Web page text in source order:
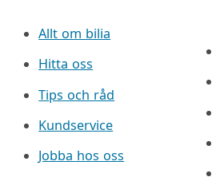
Allt om bilia
Hitta oss
Tips och råd
Kundservice
Jobba hos oss